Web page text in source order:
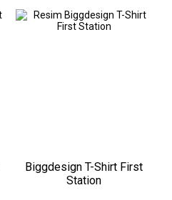
Biggdesign T-Shirt First
Station